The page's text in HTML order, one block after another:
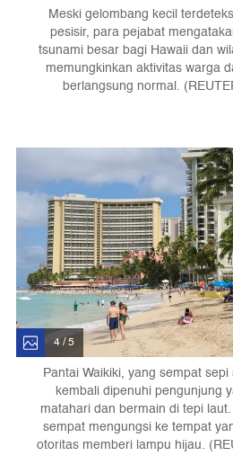
Meski gelombang kecil
pesisir, para pejabat
tsunami besar bagi Hawaii dan
memungkinkan aktivitas warga
berlangsung normal.
4 / 5
Pantai Waikiki, yang sempat
kembali dipenuhi pengunjung
matahari dan bermain di tepi
sempat mengungsi ke tempat
otoritas memberi lampu hijau.